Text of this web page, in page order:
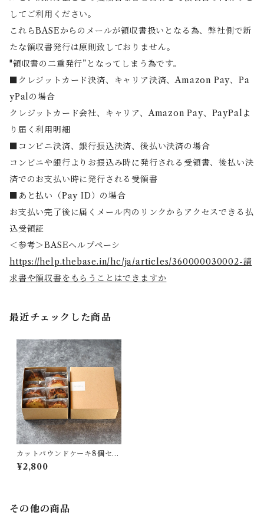
してご利用ください。
これらBASEからのメールが領収書扱いとなる為、弊社側で新
たな領収書発行は原則致しておりません。
"領収書の二重発行”となってしまう為です。
■クレジットカード決済、キャリア決済、Amazon Pay、Pa
yPalの場合
クレジットカード会社、キャリア、Amazon Pay、PayPalよ
り届く利用明細
■コンビニ決済、銀行振込決済、後払い決済の場合
コンビニや銀行よりお振込み時に発行される受領書、後払い決
済でのお支払い時に発行される受領書
■あと払い（Pay ID）の場合
お支払い完了後に届くメール内のリンクからアクセスできる払
込受領証
＜参考＞BASEヘルプペーシ
https://help.thebase.in/hc/ja/articles/360000030002-請
求書や領収書をもらうことはできますか
最近チェックした商品
カットパウンドケーキ8個セッ
ト
¥2,800
その他の商品